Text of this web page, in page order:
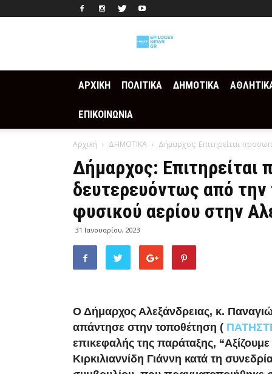
ΑΡΧΙΚΗ ΠΟΛΙΤΙΚΑ ΔΗΜΟΤΙΚΑ
ΕΠΙΚΟΙΝΩΝΙΑ
Αρχική ΔΗΜΟΤΙΚΑ Δήμαρχος: Επιτηρείται
Δήμαρχος: Επιτηρείται
δευτερευόντως από την
φυσικού αερίου στην
31 Ιανουαρίου, 2023
Ο Δήμαρχος Αλεξάνδρειας, κ.
απάντησε στην τοποθέτηση (
επικεφαλής της παράταξης,
Κιρκιλιαννίδη Γιάννη κατά τη